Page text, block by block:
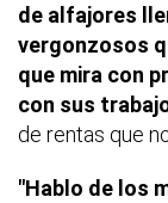
de alfajores
vergonzosos
que mira con
con sus
de rentas que
"Hablo de los